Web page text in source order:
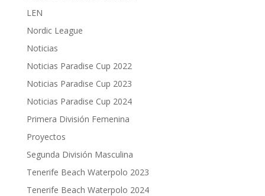
LEN
Nordic League
Noticias
Noticias Paradise Cup 2022
Noticias Paradise Cup 2023
Noticias Paradise Cup 2024
Primera División Femenina
Proyectos
Segunda División Masculina
Tenerife Beach Waterpolo 2023
Tenerife Beach Waterpolo 2024